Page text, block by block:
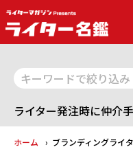
ライター発注時に仲介
ホーム ブランディングライ